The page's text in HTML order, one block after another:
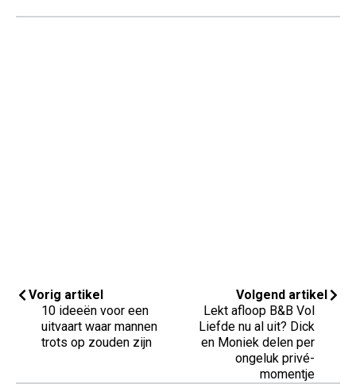
Vorig artikel
10 ideeën voor een
uitvaart waar mannen
trots op zouden zijn
Volgend artikel
Lekt afloop B&B Vol
Liefde nu al uit? Dick
en Moniek delen per
ongeluk privé-
momentje